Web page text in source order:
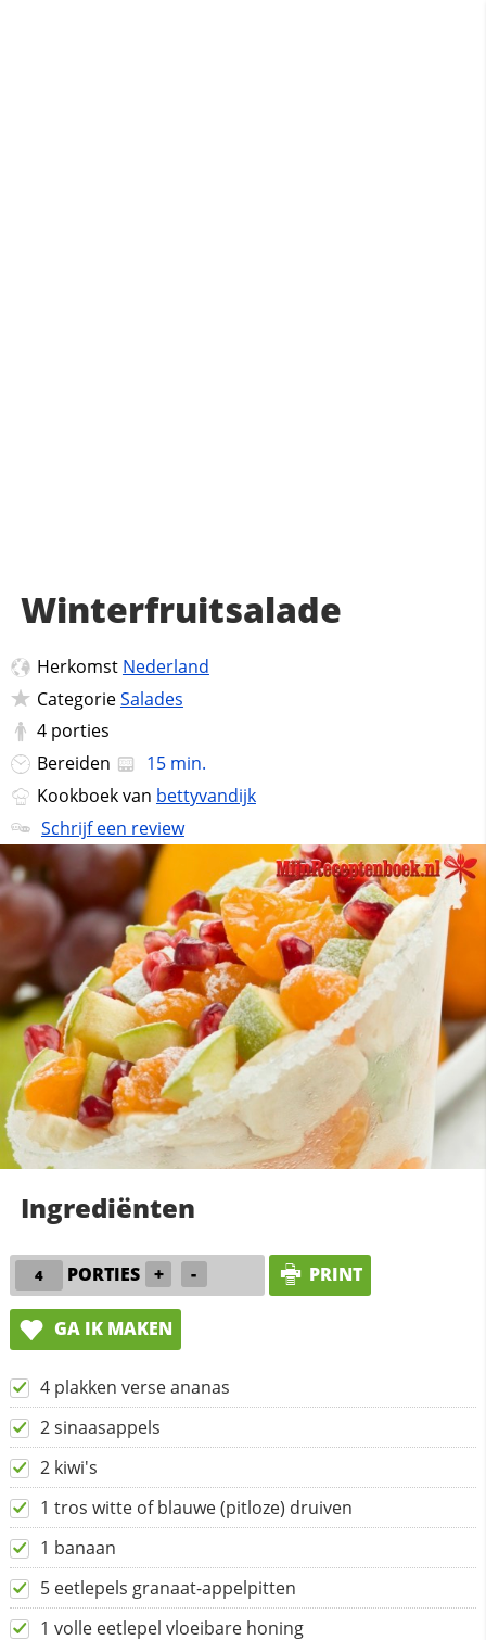
Winterfruitsalade
Herkomst Nederland
CategorieSalades
4 porties
Bereiden
15 min.
Kookboek van bettyvandijk
Schrijf een review
Ingrediënten
PORTIES + - PRINT
GA IK MAKEN
4 plakken verse ananas
2 sinaasappels
2 kiwi's
1 tros witte of blauwe (pitloze) druiven
1 banaan
5 eetlepels granaat-appelpitten
1 volle eetlepel vloeibare honing